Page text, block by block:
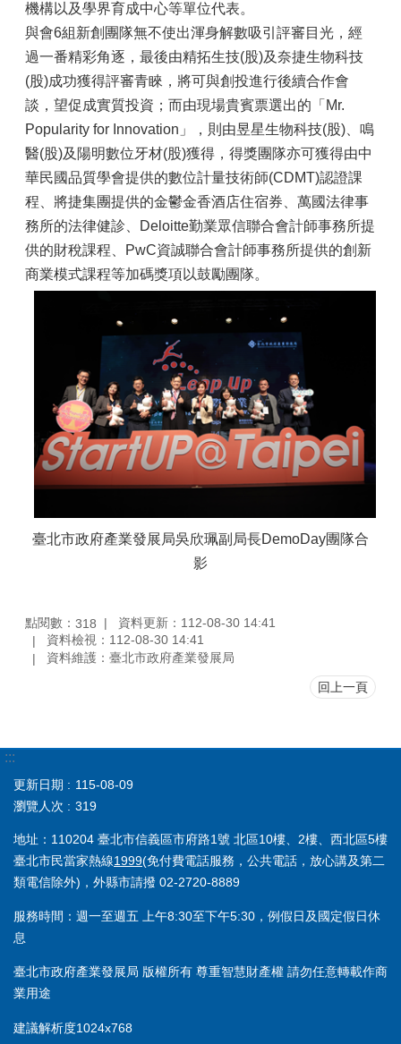
機構以及學界育成中心等單位代表。
與會6組新創團隊無不使出渾身解數吸引評審目光，經
過一番精彩角逐，最後由精拓生技(股)及奈捷生物科技
(股)成功獲得評審青睞，將可與創投進行後續合作會
談，望促成實質投資；而由現場貴賓票選出的「Mr.
Popularity for Innovation」，則由昱星生物科技(股)、鳴
醫(股)及陽明數位牙材(股)獲得，得獎團隊亦可獲得由中
華民國品質學會提供的數位計量技術師(CDMT)認證課
程、將捷集團提供的金鬱金香酒店住宿券、萬國法律事
務所的法律健診、Deloitte勤業眾信聯合會計師事務所提
供的財稅課程、PwC資誠聯合會計師事務所提供的創新
商業模式課程等加碼獎項以鼓勵團隊。
臺北市政府產業發展局吳欣珮副局長DemoDay團隊合
影
點閱數： 318
資料更新：112-08-30 14:41
資料檢視：112-08-30 14:41
資料維護：臺北市政府產業發展局
回上一頁
:::
更新日期
115-08-09
瀏覽人次
319
地址：110204 臺北市信義區市府路1號 北區10樓、2樓、西北區5樓
臺北市民當家熱線1999(免付費電話服務，公共電話，放心講及第二
類電信除外)，外縣市請撥 02-2720-8889
服務時間：週一至週五 上午8:30至下午5:30，例假日及國定假日休
息
臺北市政府產業發展局 版權所有 尊重智慧財產權 請勿任意轉載作商
業用途
建議解析度1024x768